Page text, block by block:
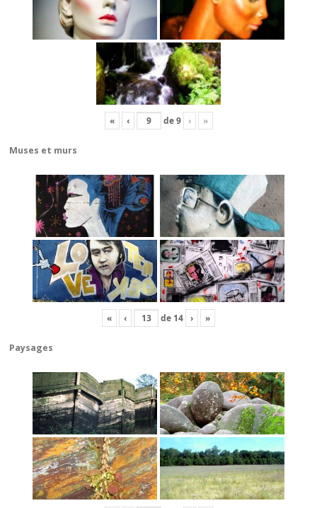
« ‹ de9 › »
Muses et murs
« ‹ de 14 › »
Paysages